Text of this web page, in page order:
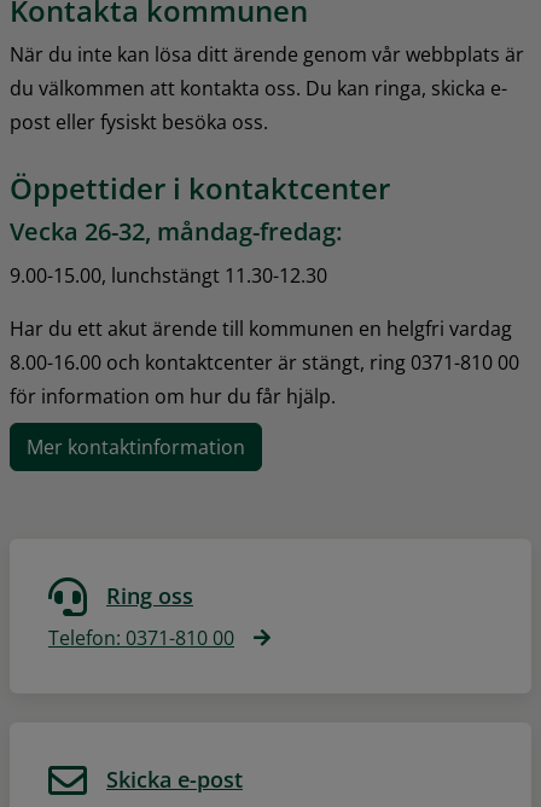
Kontakta kommunen
När du inte kan lösa ditt ärende genom vår webbplats är
du välkommen att kontakta oss. Du kan ringa, skicka e-
post eller fysiskt besöka oss.
Öppettider i kontaktcenter
Vecka 26-32, måndag-fredag:
9.00-15.00, lunchstängt 11.30-12.30
Har du ett akut ärende till kommunen en helgfri vardag
8.00-16.00 och kontaktcenter är stängt, ring 0371-810 00
för information om hur du får hjälp.
Mer kontaktinformation
Ring oss
Telefon: 0371-810 00
Skicka e-post